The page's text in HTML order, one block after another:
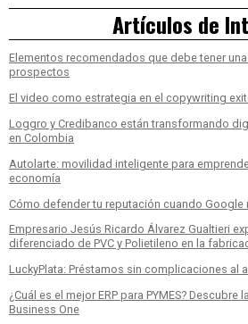
Artículos de
Elementos recomendados que debe tener
prospectos
El video como estrategia en el copywriting
Loggro y Credibanco están transformando
en Colombia
Autolarte: movilidad inteligente para
economía
Cómo defender tu reputación cuando Google
Empresario Jesús Ricardo Álvarez Gualtieri
diferenciado de PVC y Polietileno en la
LuckyPlata: Préstamos sin complicaciones al
¿Cuál es el mejor ERP para PYMES?
Business One